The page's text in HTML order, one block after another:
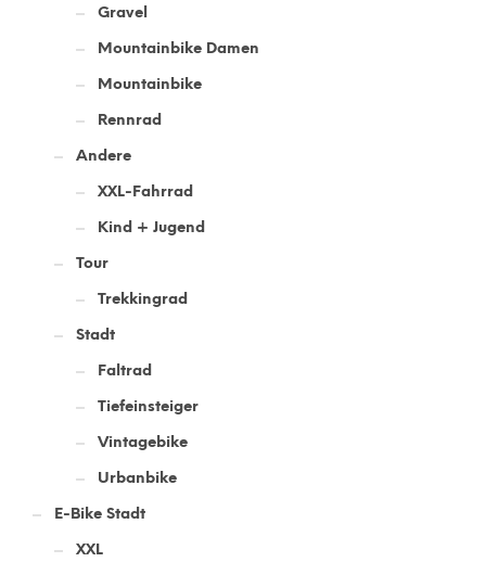
Gravel
Mountainbike Damen
Mountainbike
Rennrad
Andere
XXL-Fahrrad
Kind + Jugend
Tour
Trekkingrad
Stadt
Faltrad
Tiefeinsteiger
Vintagebike
Urbanbike
E-Bike Stadt
XXL